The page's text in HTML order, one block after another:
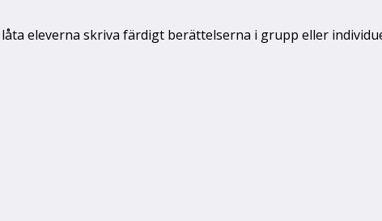
eleverna skriva färdigt berättelserna i grupp eller